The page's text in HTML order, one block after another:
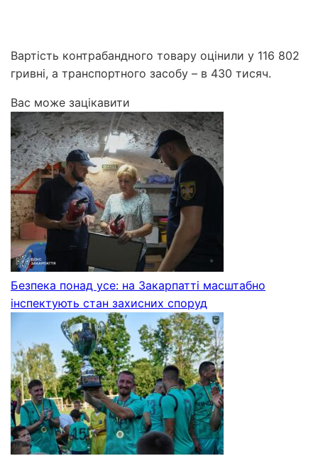
Вартість контрабандного товару оцінили у 116 802
гривні, а транспортного засобу – в 430 тисяч.
Вас може зацікавити
Безпека понад усе: на Закарпатті масштабно
інспектують стан захисних споруд